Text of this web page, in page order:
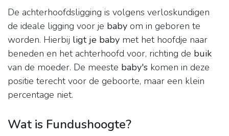
De achterhoofdsligging is volgens verloskundigen
de ideale ligging voor je baby om in geboren te
worden. Hierbij ligt je baby met het hoofdje naar
beneden en het achterhoofd voor, richting de buik
van de moeder. De meeste baby's komen in deze
positie terecht voor de geboorte, maar een klein
percentage niet.
Wat is Fundushoogte?